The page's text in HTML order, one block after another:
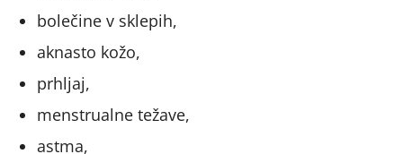
bolečine v sklepih,
aknasto kožo,
prhljaj,
menstrualne težave,
astma,